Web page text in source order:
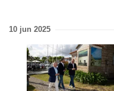
10 jun 2025